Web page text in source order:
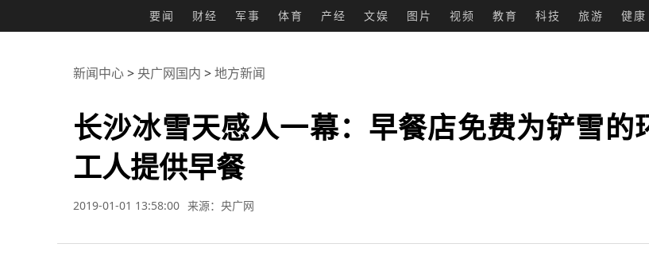
要闻 财经 军事 体育 产经 文娱 图片 视频 教育 科技 旅游 健康
新闻中心>央广网国内 >地方新闻
长沙冰雪天感人一幕：早餐店免费为铲雪的
工人提供早餐
2019-01-01 13:58:00 来源：央广网